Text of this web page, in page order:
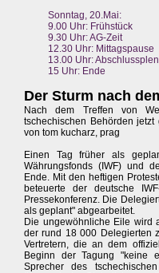
Sonntag, 20.Mai:
9.00 Uhr: Frühstück
9.30 Uhr: AG-Zeit
12.30 Uhr: Mittagspause
13.00 Uhr:
15 Uhr: Ende
Der Sturm nach
Nach dem Treffen von
tschechischen Behörden
von tom kucharz, prag
Einen Tag früher als
Währungsfonds (IWF) und
Ende. Mit den heftigen
beteuerte der deutsche
Pressekonferenz. Die
als geplant" abgearbeitet.
Die ungewöhnliche Eile wird
der rund 18 000 Delegierten
Vertretern, die an dem
Beginn der Tagung "keine
Sprecher des